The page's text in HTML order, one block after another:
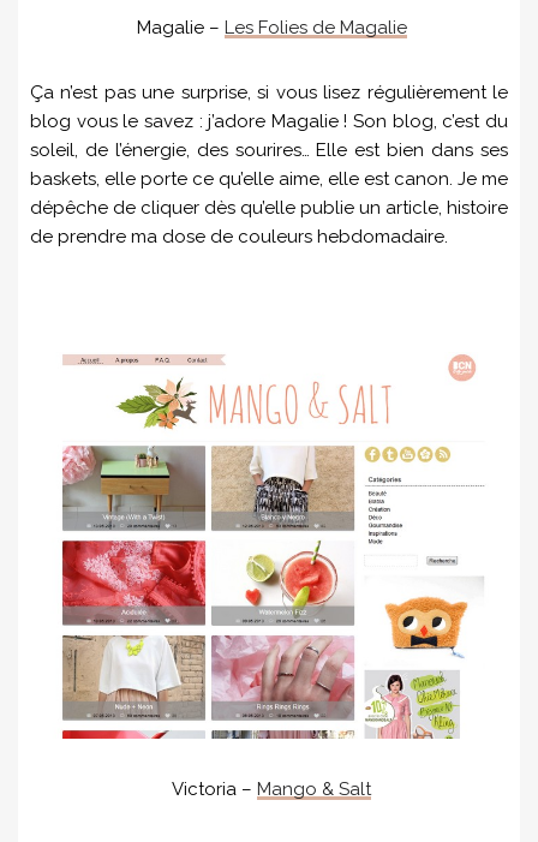
Magalie – Les Folies de Magalie
Ça n’est pas une surprise, si vous lisez régulièrement le
blog vous le savez : j’adore Magalie ! Son blog, c’est du
soleil, de l’énergie, des sourires… Elle est bien dans ses
baskets, elle porte ce qu’elle aime, elle est canon. Je me
dépêche de cliquer dès qu’elle publie un article, histoire
de prendre ma dose de couleurs hebdomadaire.
Victoria – Mango & Salt